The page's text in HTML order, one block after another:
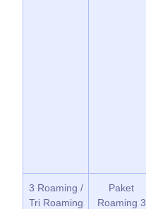
3 Roaming /
Tri Roaming
Paket
Roaming 3